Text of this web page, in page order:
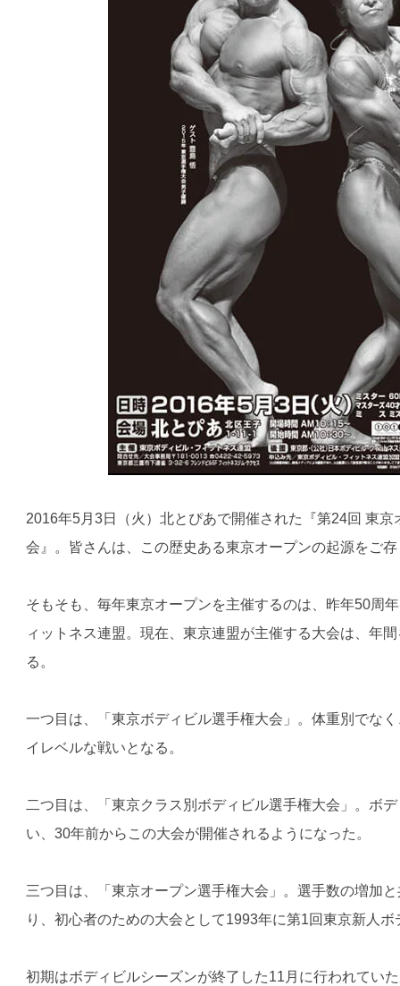
2016年5月3日（火）北とぴあで開催された『第24回 東
会』。皆さんは、この歴史ある東京オープンの起源をご
そもそも、毎年東京オープンを主催するのは、昨年50周
ィットネス連盟。現在、東京連盟が主催する大会は、年
る。
一つ目は、「東京ボディビル選手権大会」。体重別でな
イレベルな戦いとなる。
二つ目は、「東京クラス別ボディビル選手権大会」。ボ
い、30年前からこの大会が開催されるようになった。
三つ目は、「東京オープン選手権大会」。選手数の増加
り、初心者のための大会として1993年に第1回東京新人
初期はボディビルシーズンが終了した11月に行われてい